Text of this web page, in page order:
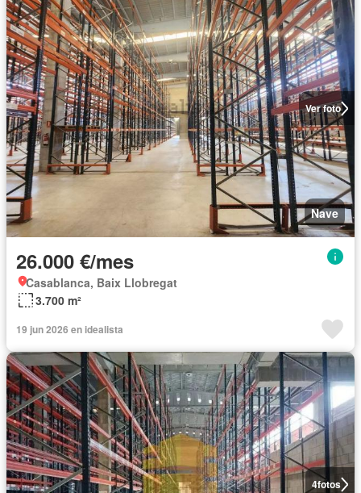
Ver foto
Nave
26.000 €/mes
Casablanca, Baix Llobregat
3.700 m²
19 jun 2026 en idealista
4fotos